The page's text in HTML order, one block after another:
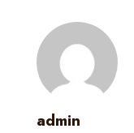
admin